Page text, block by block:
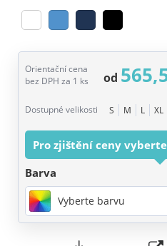
Orientační cena
bez DPH za 1 ks
od
Dostupné velikosti S M L XL
Pro zjištění ceny
Barva
Vyberte barvu